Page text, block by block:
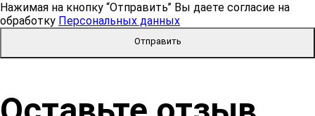
Нажимая на кнопку “Отправить” Вы даете согласие на
обработку Персональных данных
Отправить